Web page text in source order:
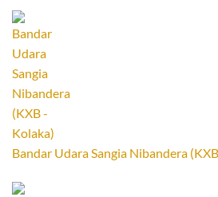
Bandar Udara Sangia Nibandera